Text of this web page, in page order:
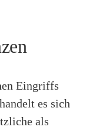
Eingriffs
es sich
als